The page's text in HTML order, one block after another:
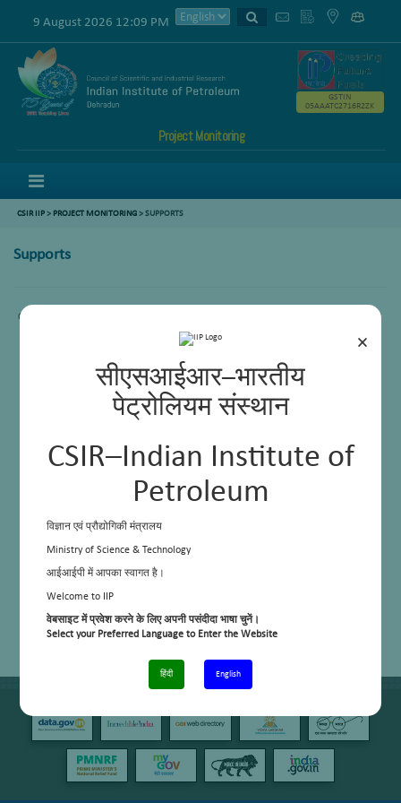
×
सीएसआईआर–भारतीय
पेट्रोलियम संस्थान
CSIR–Indian Institute of
Petroleum
विज्ञान एवं प्रौद्योगिकी मंत्रालय
Ministry of Science & Technology
आईआईपी में आपका स्वागत है।
Welcome to IIP
वेबसाइट में प्रवेश करने के लिए अपनी पसंदीदा भाषा चुनें।
Select your Preferred Language to Enter the Website
हिंदी English
9 August 2026 12:09 PM
Project Monitoring
GSTIN
05AAATC2716R2ZK
CSIR IIP> PROJECT MONITORING> SUPPORTS
Supports
Content not availabe